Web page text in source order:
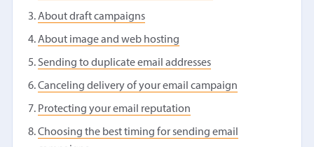
About draft campaigns
About image and web hosting
Sending to duplicate email addresses
Canceling delivery of your email campaign
Protecting your email reputation
Choosing the best timing for sending email